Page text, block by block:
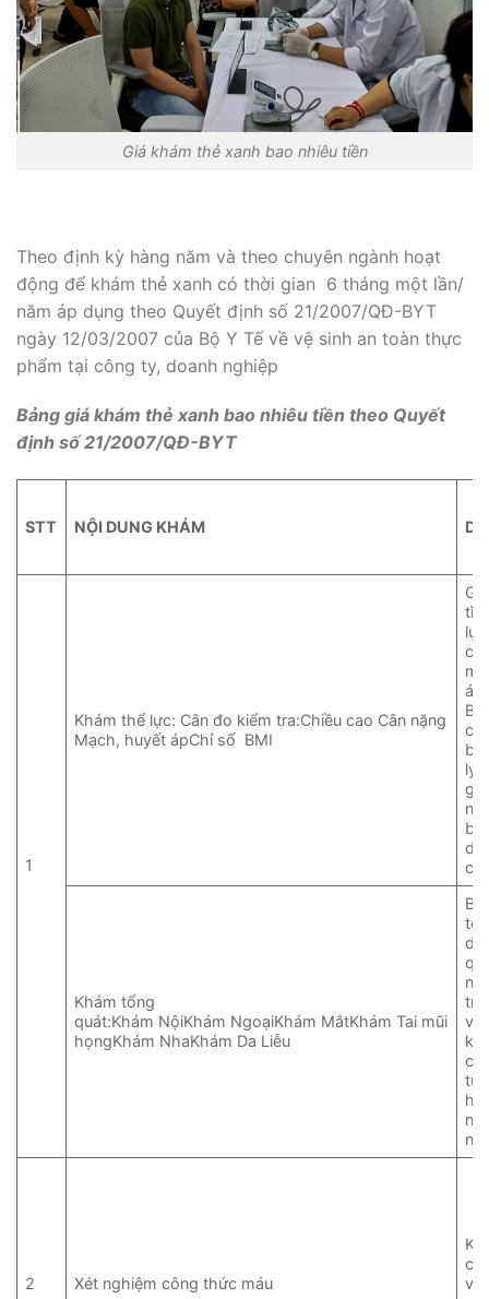
Giá khám thẻ xanh bao nhiêu tiền
Theo định kỳ hàng năm và theo chuyên ngành hoạt
động để khám thẻ xanh có thời gian 6 tháng một lần/
năm áp dụng theo Quyết định số 21/2007/QĐ-BYT
ngày 12/03/2007 của Bộ Y Tế về vệ sinh an toàn thực
phẩm tại công ty, doanh nghiệp
Bảng giá khám thẻ xanh bao nhiêu tiền theo Quyết
định số 21/2007/QĐ-BYT
STT NỘI DUNG KHÁM
1
Khám thể lực: Cân đo kiểm tra:Chiều cao Cân nặng
Mạch, huyết ápChỉ số BMI
lý
Khám tổng
quát:Khám NộiKhám NgoạiKhám MắtKhám Tai mũi
họngKhám NhaKhám Da Liễu
tư
2 Xét nghiệm công thức máu
và